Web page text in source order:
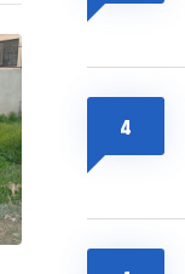
४